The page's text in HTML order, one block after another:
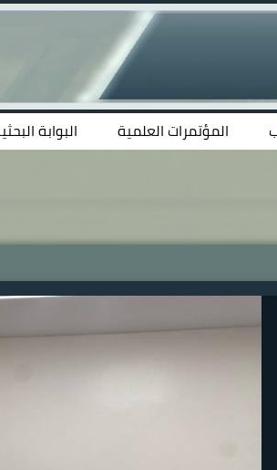
المؤتمرات العلمية البوابة